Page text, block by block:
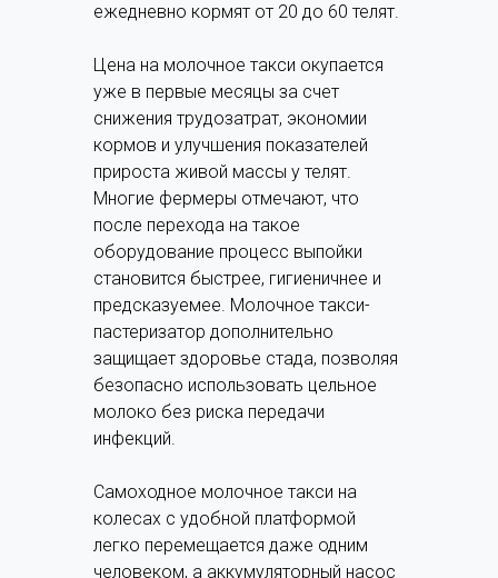
ежедневно кормят от 20 до 60 телят.
Цена на молочное такси окупается
уже в первые месяцы за счет
снижения трудозатрат, экономии
кормов и улучшения показателей
прироста живой массы у телят.
Многие фермеры отмечают, что
после перехода на такое
оборудование процесс выпойки
становится быстрее, гигиеничнее и
предсказуемее. Молочное такси-
пастеризатор дополнительно
защищает здоровье стада, позволяя
безопасно использовать цельное
молоко без риска передачи
инфекций.
Самоходное молочное такси на
колесах с удобной платформой
легко перемещается даже одним
человеком, а аккумуляторный насос